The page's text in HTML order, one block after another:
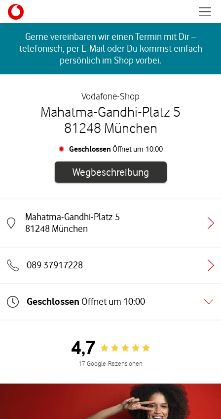
Skip to content
Gerne vereinbaren wir einen Termin mit Dir –
telefonisch, per E-Mail oder Du kommst einfach
persönlich im Shop vorbei.
Vodafone-Shop
Mahatma-Gandhi-Platz 5
81248 München
Geschlossen Öffnet um 10:00
WegbeschreibungLink öffnet in
Mahatma-Gandhi-Platz 5
81248 München
Link öffnet in einem neuen Tab
089 37917228
Geschlossen Öffnet um 10:00
4,7 Rating 4.7
17 Google-Rezensionen